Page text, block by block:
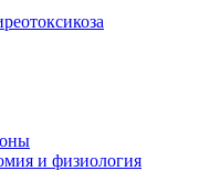
и физиология